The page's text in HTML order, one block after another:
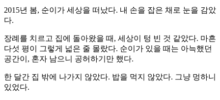
2015년 봄, 순이가 세상을 떠났다. 내 손을 잡은 채로 눈을 감았
다.
장례를 치르고 집에 돌아왔을 때, 세상이 텅 빈 것 같았다. 마흔
다섯 평이 그렇게 넓은 줄 몰랐다. 순이가 있을 때는 아늑했던
공간이, 혼자 남으니 공허하기만 했다.
한 달간 집 밖에 나가지 않았다. 밥을 먹지 않았다. 그냥 멍하니
있었다.